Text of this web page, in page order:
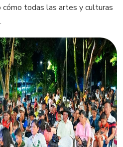
cómo todas las artes y culturas